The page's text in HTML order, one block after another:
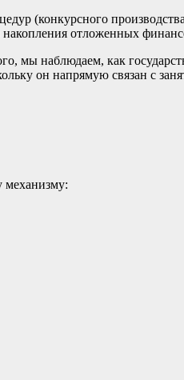
(конкурсного
накопления отложенных
мы наблюдаем, как
он напрямую связан с
механизму: